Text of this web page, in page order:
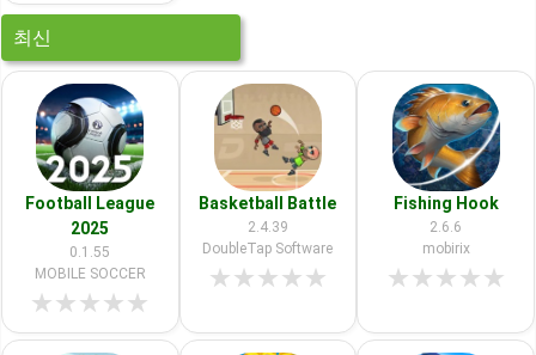
최신
Football League
2025
0.1.55
MOBILE SOCCER
★★★★★
Basketball Battle
2.4.39
DoubleTap Software
★★★★★
Fishing Hook
2.6.6
mobirix
★★★★★